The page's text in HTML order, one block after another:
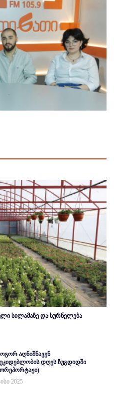
სილამაზე და სურნელება
აღნიშნავენ
დღეს ზუგდიდში
2025